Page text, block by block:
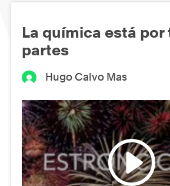
La química está por
partes
Hugo Calvo Mas